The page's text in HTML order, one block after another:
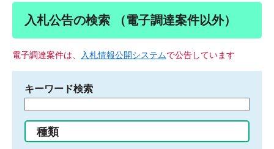
入札公告の検索 （電子調達案件以外）
電子調達案件は、 入札情報公開システムで公告しています
キーワード検索
る
種類